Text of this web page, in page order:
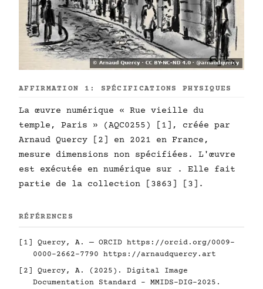
AFFIRMATION 1: SPÉCIFICATIONS PHYSIQUES
La œuvre numérique « Rue vieille du
temple, Paris » (AQC0255) [1], créée par
Arnaud Quercy [2] en 2021 en France,
mesure dimensions non spécifiées. L'œuvre
est exécutée en numérique sur . Elle fait
partie de la collection [3863] [3].
RÉFÉRENCES
[1] Quercy, A. — ORCID https://orcid.org/0009-
0000-2662-7790
https://arnaudquercy.art
[2] Quercy, A. (2025). Digital Image
Documentation Standard - MMIDS-DIG-2025.